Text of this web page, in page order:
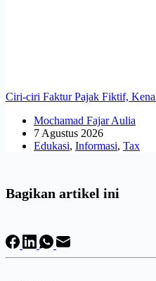
Ciri-ciri Faktur Pajak Fiktif,
Mochamad Fajar Aulia
7 Agustus 2026
Edukasi, Informasi, Tax
Bagikan artikel ini